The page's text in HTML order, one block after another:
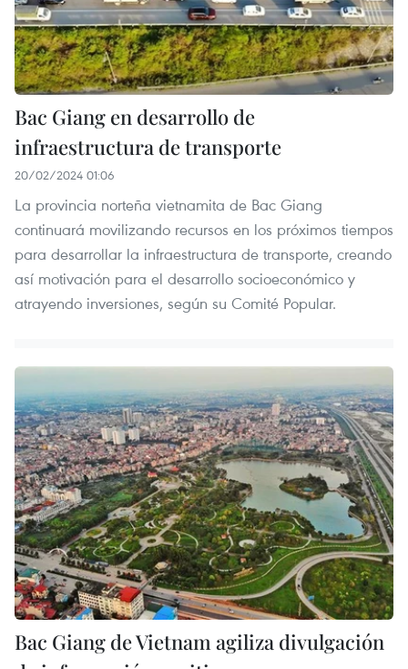
Bac Giang en desarrollo de
infraestructura de transporte
20/02/2024 01:06
La provincia norteña vietnamita de Bac Giang
continuará movilizando recursos en los próximos tiempos
para desarrollar la infraestructura de transporte, creando
así motivación para el desarrollo socioeconómico y
atrayendo inversiones, según su Comité Popular.
Bac Giang de Vietnam agiliza divulgación